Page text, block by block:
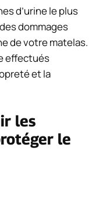
d’urine le plus
dommages
de votre matelas.
effectués
et la
les
le